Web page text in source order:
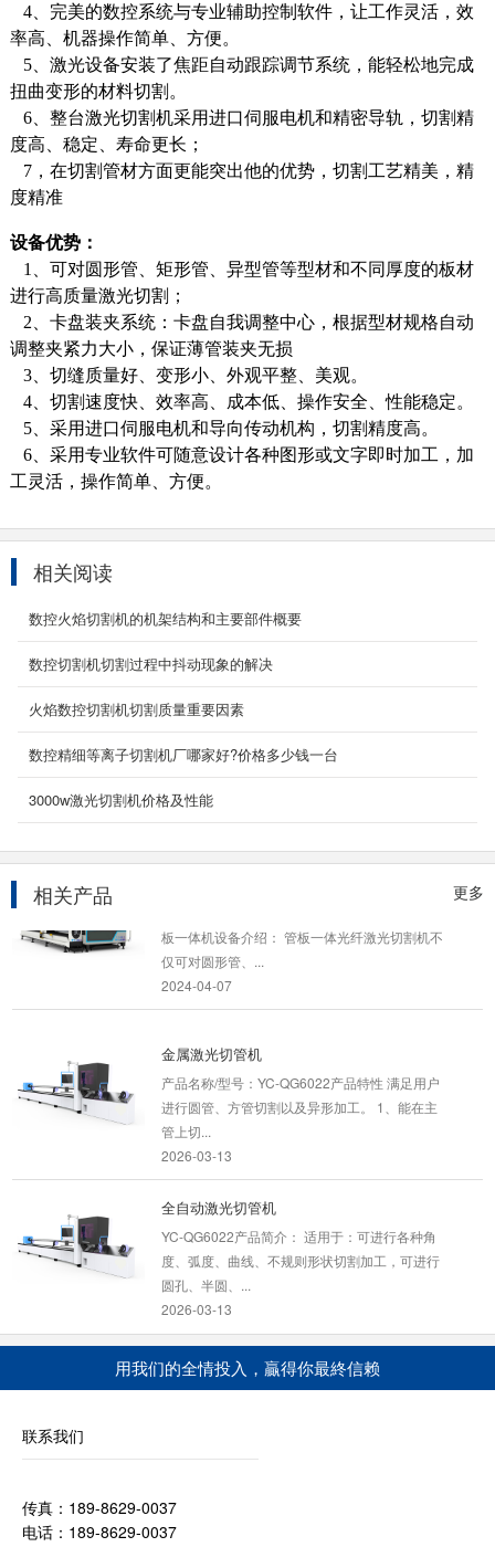
4、完美的数控系统与专业辅助控制软件，让工作灵活，效
率高、机器操作简单、方便。
5、激光设备安装了焦距自动跟踪调节系统，能轻松地完成
扭曲变形的材料切割。
6、整台激光切割机采用进口伺服电机和精密导轨，切割精
度高、稳定、寿命更长；
7，在切割管材方面更能突出他的优势，切割工艺精美，精
度精准
设备优势：
1、可对圆形管、矩形管、异型管等型材和不同厚度的板材
进行高质量激光切割；
2、卡盘装夹系统：卡盘自我调整中心，根据型材规格自动
调整夹紧力大小，保证薄管装夹无损
3、切缝质量好、变形小、外观平整、美观。
4、切割速度快、效率高、成本低、操作安全、性能稳定。
5、采用进口伺服电机和导向传动机构，切割精度高。
6、采用专业软件可随意设计各种图形或文字即时加工，加
工灵活，操作简单、方便。
相关阅读
数控火焰切割机的机架结构和主要部件概要
数控切割机切割过程中抖动现象的解决
火焰数控切割机切割质量重要因素
数控精细等离子切割机厂哪家好?价格多少钱一台
3000w激光切割机价格及性能
更多
相关产品
进行圆管、方管切割以及异形加工。 1、能在主
管上切...
2026-03-13
全自动激光切管机
YC-QG6022产品简介： 适用于：可进行各种角
度、弧度、曲线、不规则形状切割加工，可进行
圆孔、半圆、...
2026-03-13
仅可对圆形管、...
2024-04-07
金属激光切管机
进行圆管、方管切割以及异形加工。 1、能在主
管上切...
2026-03-13
全自动激光切管机
度、弧度、曲线、不规则形状切割加工，可进行
圆孔、半圆、...
2026-03-13
管板一体激光切割机
产品名称：YC-GQ4015GB-1000W光纤激光管
用我们的全情投入，贏得你最終信赖
联系我们
传真：189-8629-0037
电话：189-8629-0037